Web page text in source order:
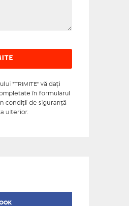
"TRIMITE" vă daţi
în formularul
condiţii de siguranţă
ulterior.